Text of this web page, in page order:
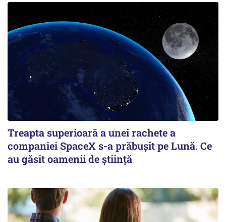
Treapta superioară a unei rachete a
companiei SpaceX s-a prăbușit pe Lună. Ce
au găsit oamenii de știință